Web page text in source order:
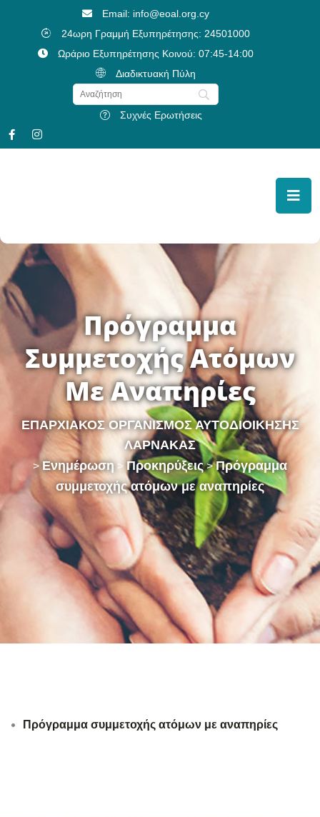
Email: info@eoal.org.cy
24ωρη Γραμμή Εξυπηρέτησης: 24501000
Ωράριο Εξυπηρέτησης Κοινού: 07:45-14:00
Διαδικτυακή Πύλη
Συχνές Ερωτήσεις
Πρόγραμμα
Συμμετοχής Ατόμων
Με Αναπηρίες
ΕΠΑΡΧΙΑΚΟΣ ΟΡΓΑΝΙΣΜΟΣ ΑΥΤΟΔΙΟΙΚΗΣΗΣ
ΛΑΡΝΑΚΑΣ
> Ενημέρωση> Προκηρύξεις>Πρόγραμμα
συμμετοχής ατόμων με αναπηρίες
Πρόγραμμα συμμετοχής ατόμων με αναπηρίες